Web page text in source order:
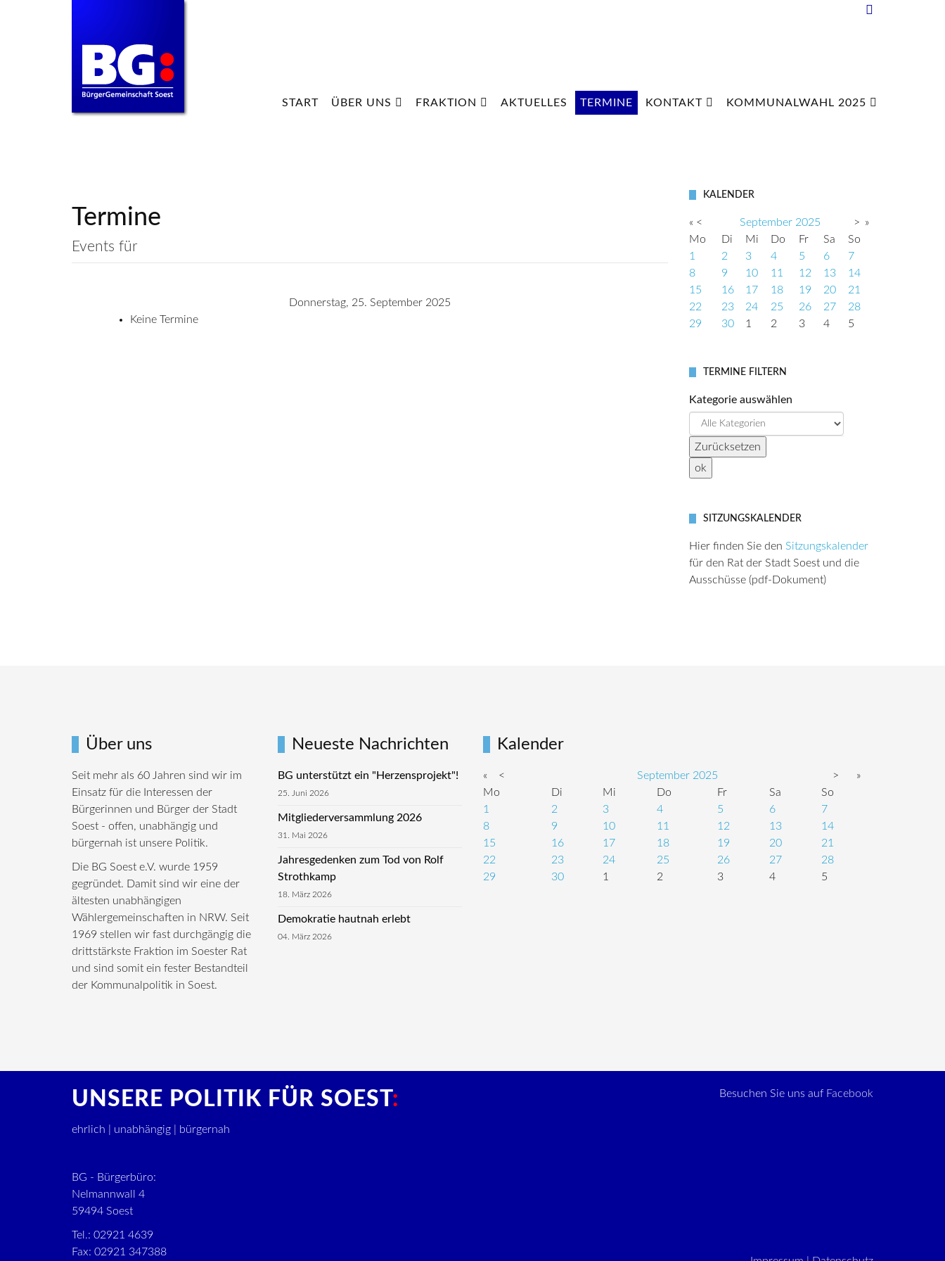
START ÜBER UNS FRAKTION AKTUELLES TERMINE KONTAKT KOMMUNALWAHL 2025
Termine
Events für
Donnerstag, 25. September 2025
Keine Termine
KALENDER
« < September 2025 > »
Mo
Di Mi Do Fr Sa
So
1
2 3 4 5 6
7
8
9 10 11 12 13
14
15
16 17 18 19 20
21
22
23 24 25 26 27
28
29
30 1 2 3 4 5
TERMINE FILTERN
Kategorie auswählen
SITZUNGSKALENDER
Hier finden Sie den Sitzungskalender
für den Rat der Stadt Soest und die
Ausschüsse (pdf-Dokument)
Über uns
Seit mehr als 60 Jahren sind wir im
Einsatz für die Interessen der
Bürgerinnen und Bürger der Stadt
Soest - offen, unabhängig und
bürgernah ist unsere Politik.
Die BG Soest e.V. wurde 1959
gegründet. Damit sind wir eine der
ältesten unabhängigen
Wählergemeinschaften in NRW. Seit
1969 stellen wir fast durchgängig die
drittstärkste Fraktion im Soester Rat
und sind somit ein fester Bestandteil
der Kommunalpolitik in Soest.
Neueste Nachrichten
BG unterstützt ein "Herzensprojekt"!
25. Juni 2026
Mitgliederversammlung 2026
31. Mai 2026
Jahresgedenken zum Tod von Rolf
Strothkamp
18. März 2026
Demokratie hautnah erlebt
04. März 2026
Kalender
« < September 2025 >
»
Mo
Di Mi Do Fr Sa
So
1
2 3 4 5 6
7
8
9 10 11 12 13
14
15
16 17 18 19 20
21
22
23 24 25 26 27
28
29
30 1 2 3 4 5
UNSERE POLITIK FÜR SOEST
ehrlich | unabhängig | bürgernah
BG - Bürgerbüro:
Nelmannwall 4
59494 Soest
Tel.: 02921 4639
Fax: 02921 347388
Besuchen Sie uns auf Facebook